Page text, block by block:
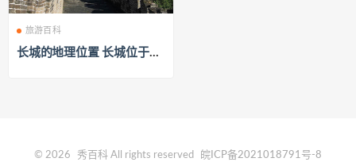
旅游百科
长城的地理位置 长城位于中
© 2026 秀百科 All rights reserved 皖ICP备2021018791号-8